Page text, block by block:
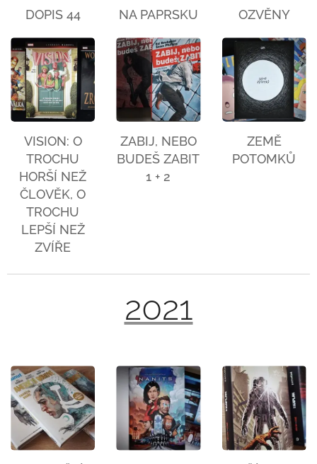
DOPIS 44 NA PAPRSKU OZVĚNY
VISION: O
TROCHU
HORŠÍ NEŽ
ČLOVĚK, O
TROCHU
LEPŠÍ NEŽ
ZVÍŘE
ZABIJ, NEBO
BUDEŠ ZABIT
1 + 2
ZEMĚ
POTOMKŮ
2021